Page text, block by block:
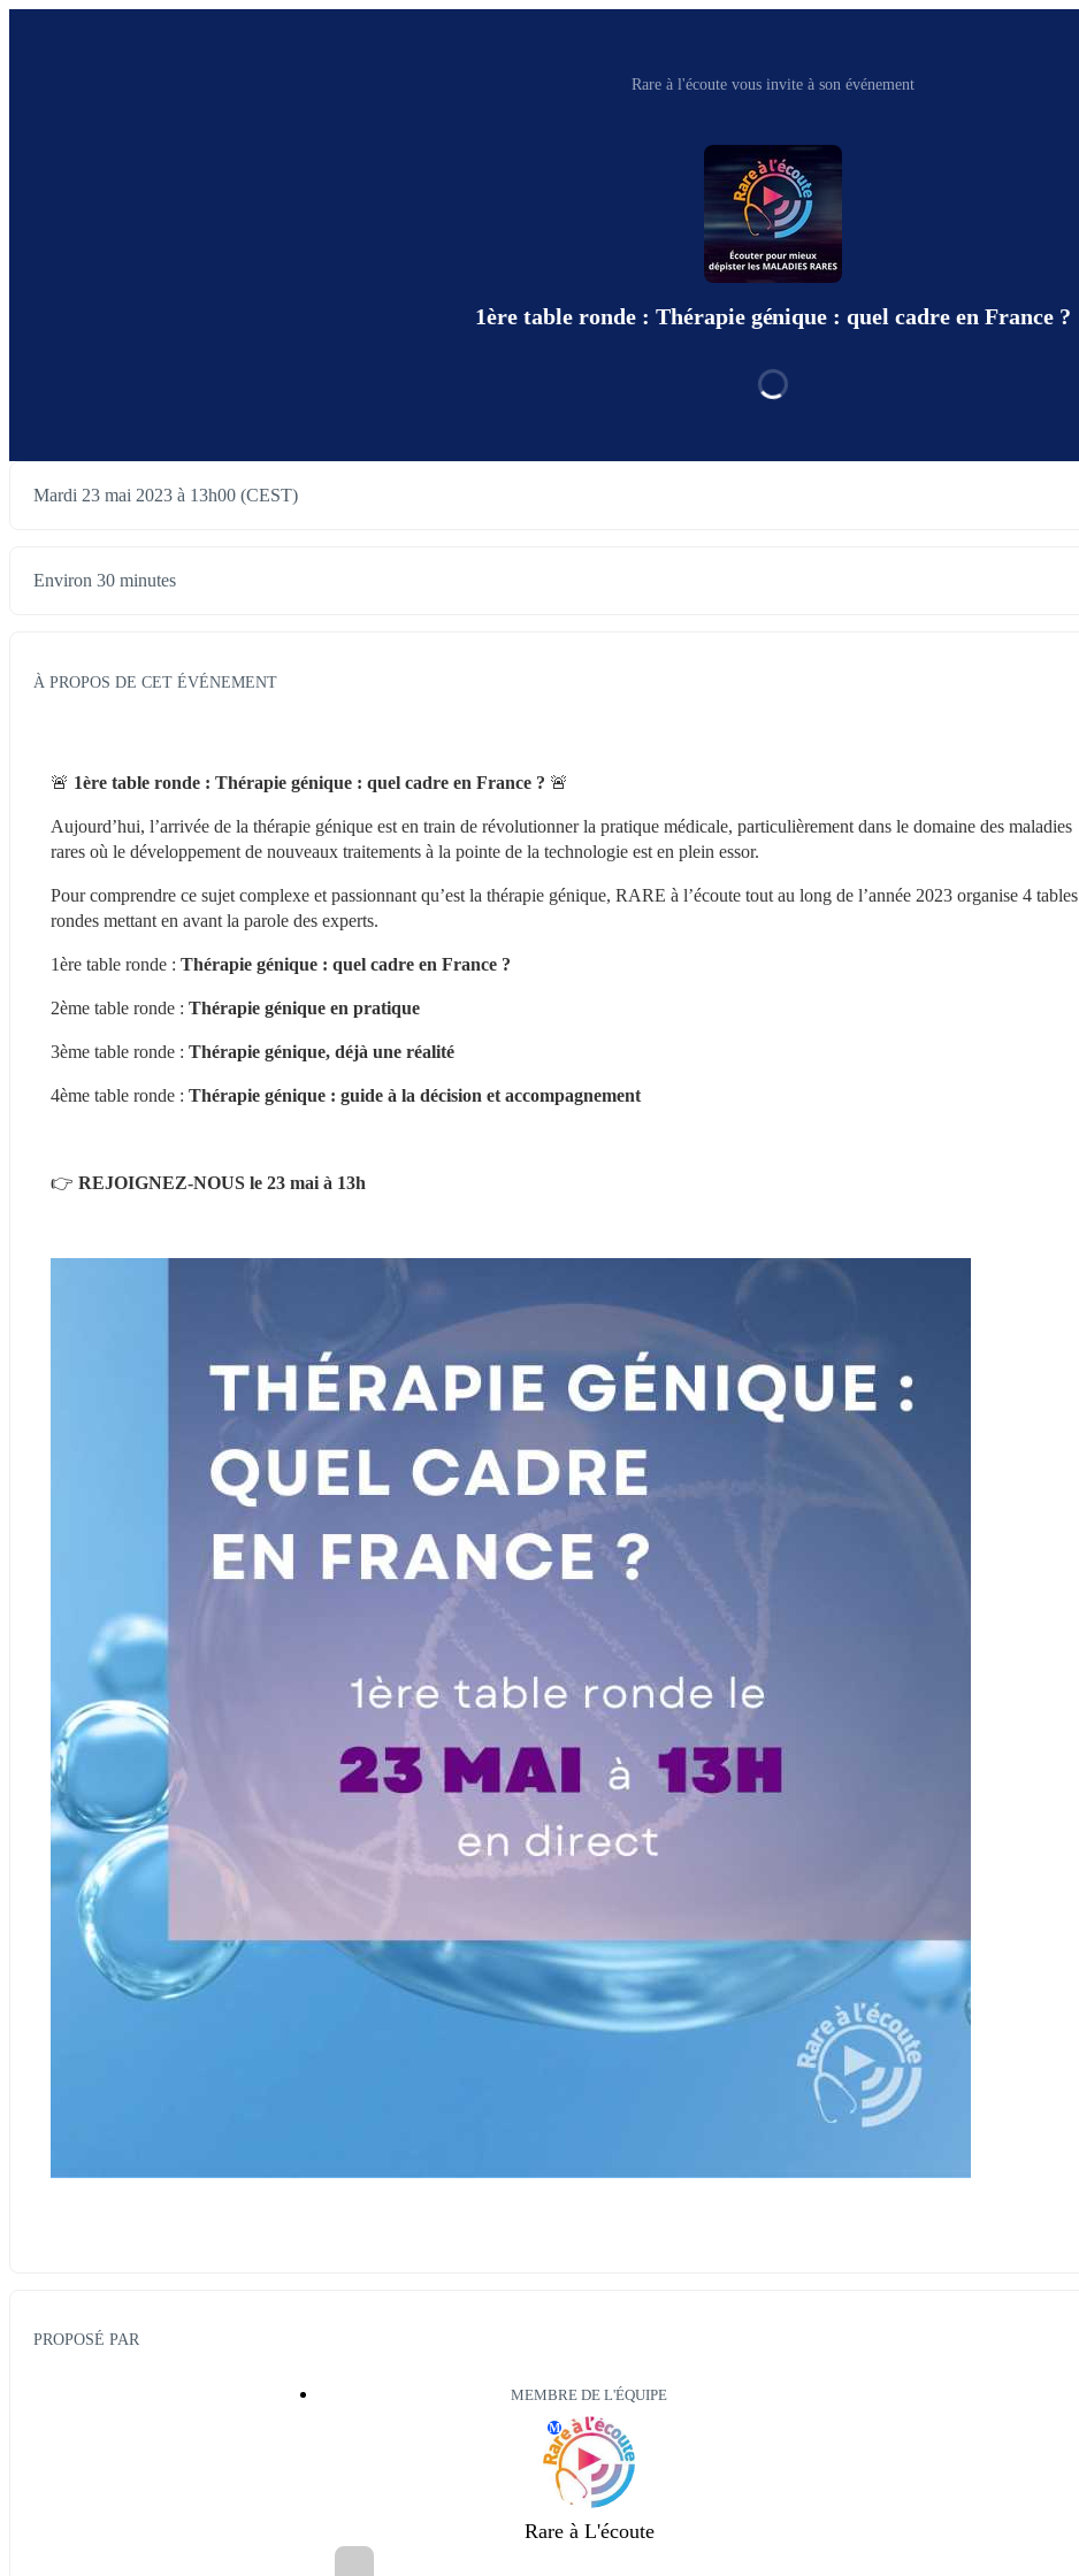
Rare à l'écoute vous invite à son événement
1ère table ronde : Thérapie génique : quel cadre en France ?
Mardi 23 mai 2023 à 13h00 (CEST)
Environ 30 minutes
À PROPOS DE CET ÉVÉNEMENT
🚨 1ère table ronde : Thérapie génique : quel cadre en France ? 🚨
Aujourd’hui, l’arrivée de la thérapie génique est en train de révolutionner la pratique médicale, particulièrement dans le domaine des maladies
rares où le développement de nouveaux traitements à la pointe de la technologie est en plein essor.
Pour comprendre ce sujet complexe et passionnant qu’est la thérapie génique, RARE à l’écoute tout au long de l’année 2023 organise 4 tables
rondes mettant en avant la parole des experts.
1ère table ronde : Thérapie génique : quel cadre en France ?
2ème table ronde : Thérapie génique en pratique
3ème table ronde : Thérapie génique, déjà une réalité
4ème table ronde : Thérapie génique : guide à la décision et accompagnement
👉 REJOIGNEZ-NOUS le 23 mai à 13h
PROPOSÉ PAR
MEMBRE DE L'ÉQUIPE
M
Rare à L'écoute